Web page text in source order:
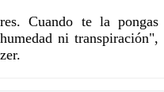
Cuando te la pongas
ni transpiración",